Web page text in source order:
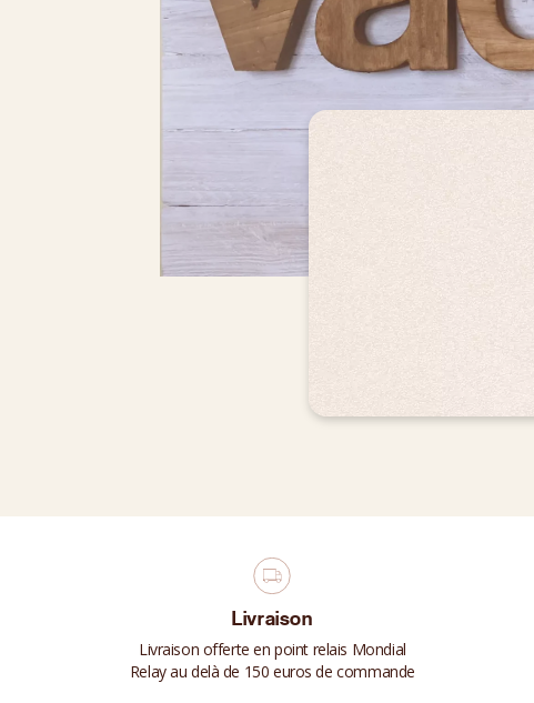
Livraison
Livraison offerte en point relais Mondial
Relay au delà de 150 euros de commande